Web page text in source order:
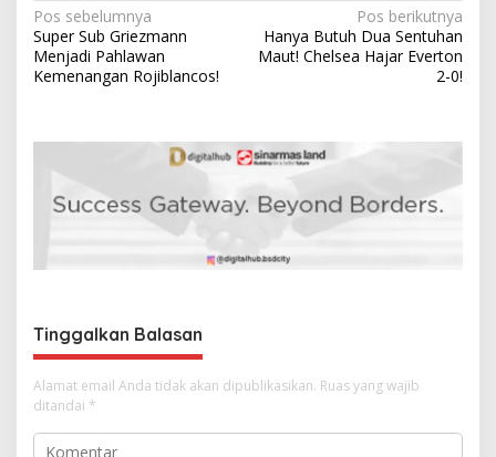
N
a
v
g
p
s
Pos sebelumnya
Super Sub Griezmann
Menjadi Pahlawan
Kemenangan Rojiblancos!
Pos berikutnya
Hanya Butuh Dua Sentuhan
Maut! Chelsea Hajar Everton
2-0!
Tinggalkan Balasan
Alamat email Anda tidak akan dipublikasikan. Ruas yang wajib
ditandai *